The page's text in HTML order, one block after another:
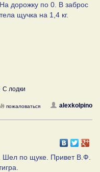
дорожку по 0. В заброс
щучка на 1,4 кг.
С лодки
alexkolpino
пожаловаться
Шел по щуке. Привет В.Ф.